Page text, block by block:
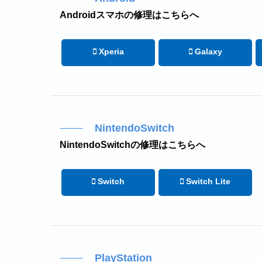
Androidスマホの修理はこちらへ
Xperia Galaxy
NintendoSwitch
NintendoSwitchの修理はこちらへ
Switch Switch Lite
PlayStation